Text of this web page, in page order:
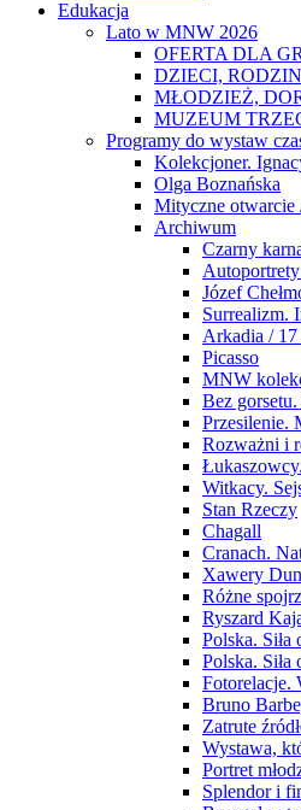
Edukacja
Lato w MNW 2026
OFERTA DLA
DZIECI,
MŁODZIEŻ,
MUZEUM
Programy do wystaw
Kolekcjoner.
Olga Boznańska
Mityczne otwarcie
Archiwum
Czarny
Józef
Surrealizm.
Arkadia / 17
Picasso
MNW
Bez
Przesilenie.
Rozważni i
Witkacy.
Stan Rzeczy
Chagall
Cranach.
Xawery
Różne
Ryszard
Polska.
Polska.
Fotorelacje.
Bruno
Zatrute
Wystawa,
Portret
Splendor i